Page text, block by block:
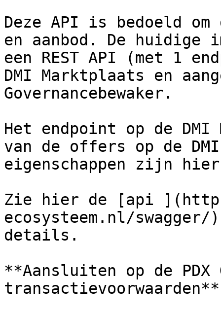
Deze API is bedoeld om
en aanbod. De huidige
een REST API (met 1
DMI Marktplaats en
Governancebewaker.
Het endpoint op de
van de offers op de
eigenschappen zijn
Zie hier de [api
ecosysteem.nl/
details.
**Aansluiten op de PDX
transactievoorwaarden**